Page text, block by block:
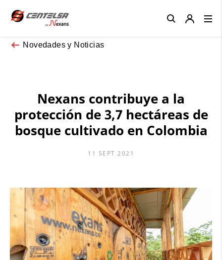
Novedades y Noticias
Nexans contribuye a la
protección de 3,7 hectáreas de
bosque cultivado en Colombia
11 SEPT 2021
Close